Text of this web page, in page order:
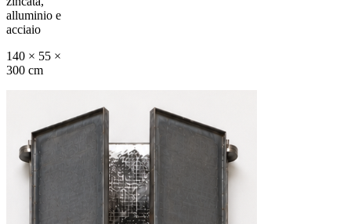
alluminio e
acciaio
140 × 55 ×
300 cm